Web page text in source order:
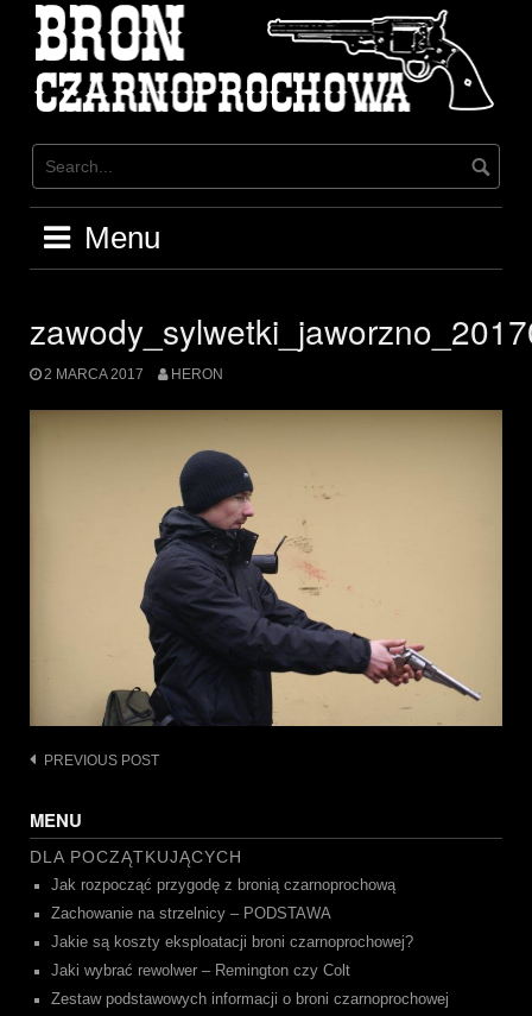
content
Menu
2 MARCA 2017 HERON
Post
PREVIOUS POST
MENU
DLA POCZĄTKUJĄCYCH
Jak rozpocząć przygodę z bronią czarnoprochową
Zachowanie na strzelnicy – PODSTAWA
Jakie są koszty eksploatacji broni czarnoprochowej?
Jaki wybrać rewolwer – Remington czy Colt
Zestaw podstawowych informacji o broni czarnoprochowej